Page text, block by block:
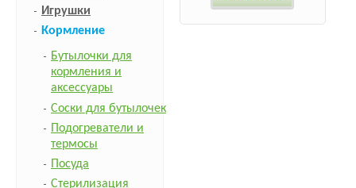
Игрушки
Кормление
Бутылочки для
кормления и
аксессуары
Соски для бутылочек
Подогреватели и
термосы
Посуда
Стерилизация